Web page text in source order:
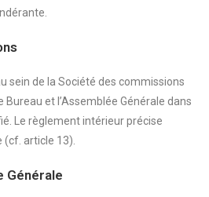
sein de la Société des commissions
Bureau et l’Assemblée Générale dans
Le règlement intérieur précise
article 13).
Générale